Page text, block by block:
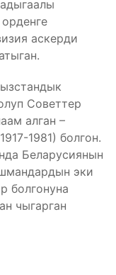
аскерди
Советтер
алган –
1981) болгон.
Беларусиянын
эки
болгонуна
чыгарган